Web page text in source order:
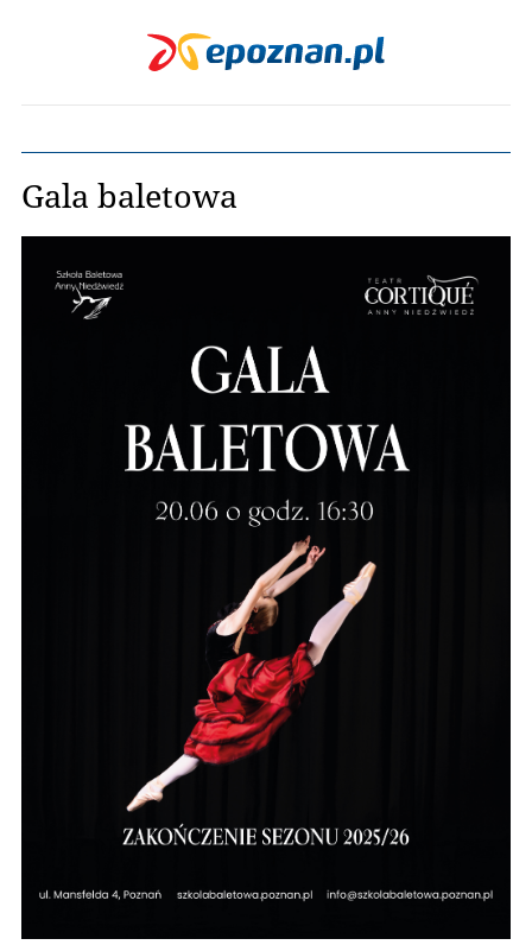
Gala baletowa